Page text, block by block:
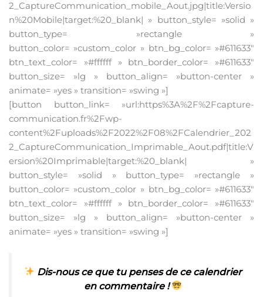
2_CaptureCommunication_mobile_Aout.jpg|title:Versio
n%20Mobile|target:%20_blank| » button_style= »solid »
button_type= »rectangle »
button_color= »custom_color » btn_bg_color= »#611633″
btn_text_color= »#ffffff » btn_border_color= »#611633″
button_size= »lg » button_align= »button-center »
animate= »yes » transition= »swing »]
[button button_link= »url:https%3A%2F%2Fcapture-
communication.fr%2Fwp-
content%2Fuploads%2F2022%2F08%2FCalendrier_202
2_CaptureCommunication_Imprimable_Aout.pdf|title:V
ersion%20Imprimable|target:%20_blank| »
button_style= »solid » button_type= »rectangle »
button_color= »custom_color » btn_bg_color= »#611633″
btn_text_color= »#ffffff » btn_border_color= »#611633″
button_size= »lg » button_align= »button-center »
animate= »yes » transition= »swing »]
Dis-nous ce que tu penses de ce calendrier
en commentaire !